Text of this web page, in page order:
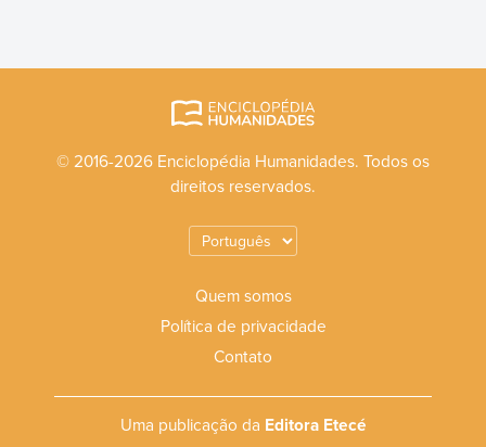
© 2016-2026 Enciclopédia Humanidades. Todos os
direitos reservados.
Quem somos
Política de privacidade
Contato
Uma publicação da Editora Etecé